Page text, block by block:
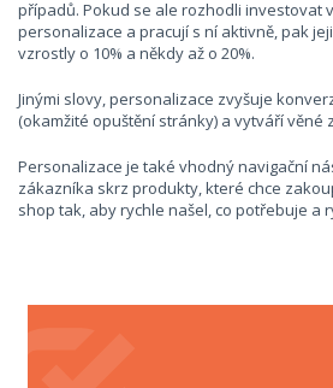
případů. Pokud se ale rozhodli investovat
personalizace a pracují s ní aktivně, pak
vzrostly o 10% a někdy až o 20%.
Jinými slovy, personalizace zvyšuje
(okamžité opuštění stránky) a vytváří věné
Personalizace je také vhodný navigační
zákazníka skrz produkty, které chce
shop tak, aby rychle našel, co potřebuje a